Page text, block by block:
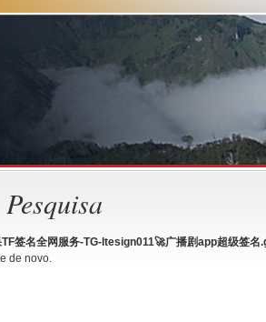
Pesquisa
签名全网服务-TG-ltesign011🚀广播剧app超级签名
de novo.